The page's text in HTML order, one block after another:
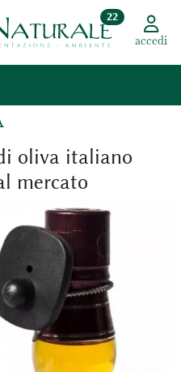
22
accedi
oliva italiano
mercato